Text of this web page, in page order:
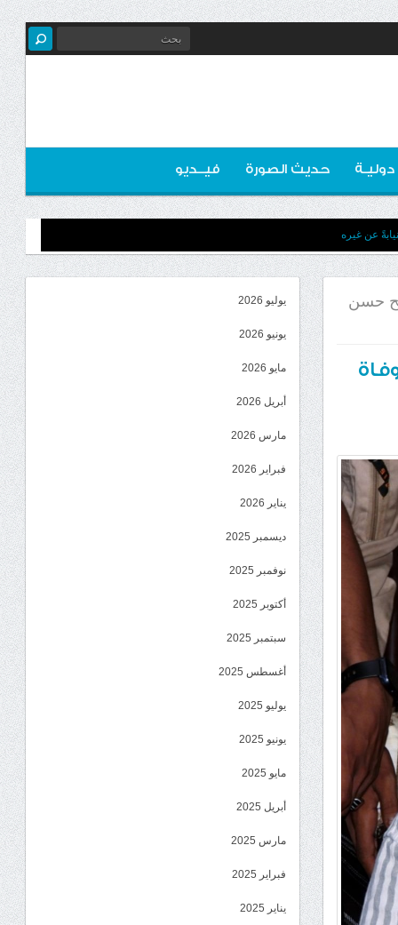
دوليـة حديث الصورة فيــديو
عن غيره
حسن يوليو 2026
يونيو 2026
مايو 2026
أبريل 2026
مارس 2026
فبراير 2026
يناير 2026
ديسمبر 2025
نوفمبر 2025
أكتوبر 2025
سبتمبر 2025
أغسطس 2025
يوليو 2025
يونيو 2025
مايو 2025
أبريل 2025
مارس 2025
فبراير 2025
يناير 2025